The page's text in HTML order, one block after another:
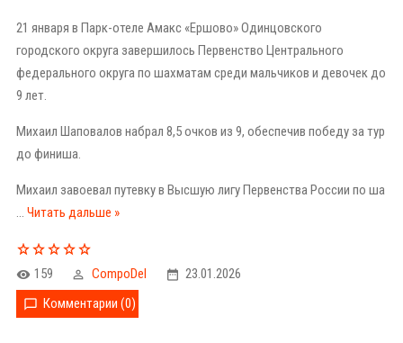
21 января в Парк-отеле Амакс «Ершово» Одинцовского
городского округа завершилось Первенство Центрального
федерального округа по шахматам среди мальчиков и девочек до
9 лет.
Михаил Шаповалов набрал 8,5 очков из 9, обеспечив победу за тур
до финиша.
Михаил завоевал путевку в Высшую лигу Первенства России по ша
... Читать дальше »
159 CompoDel
23.01.2026
Комментарии (0)